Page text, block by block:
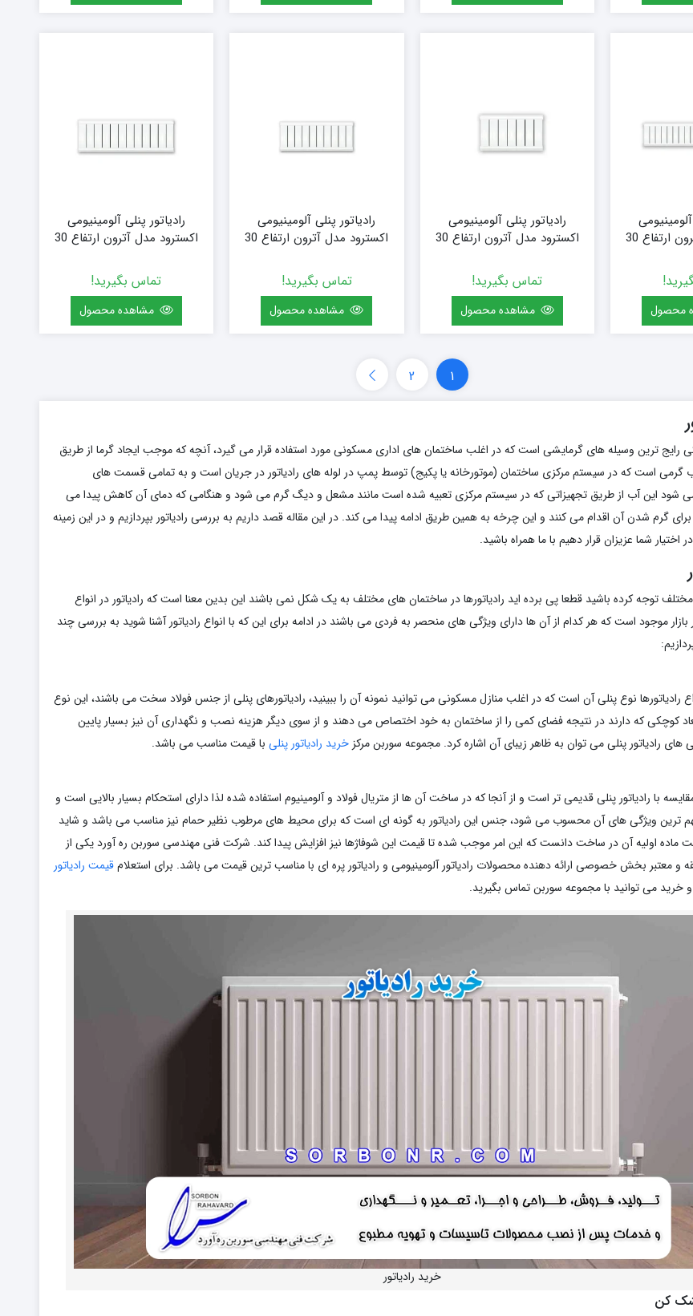
اکسترود مدل آترون ارتفاع 30
محصول
رادیاتور پنلی آلومینیومی
اکسترود مدل آترون ارتفاع 30
پره)
تماس بگیرید!
مشاهده محصول
رادیاتور پنلی آلومینیومی
اکسترود مدل آترون ارتفاع 30
پره)
تماس بگیرید!
مشاهده محصول
رادیاتور پنلی آلومینیومی
اکسترود مدل آترون ارتفاع 30
پره)
تماس بگیرید!
مشاهده محصول
1
2
یکی رایج ترین وسیله های گرمایشی است که در اغلب ساختمان های اداری مسکونی مورد استفاده قرار می گیرد، آنچه که موجب ایجاد گرما از طریق
گرمی است که در سیستم مرکزی ساختمان (موتورخانه یا پکیج) توسط پمپ در لوله های رادیاتور در جریان است و به تمامی قسمت های
شود این آب از طریق تجهیزاتی که در سیستم مرکزی تعبیه شده است مانند مشعل و دیگ گرم می شود و هنگامی که دمای آن کاهش پیدا می
گرم شدن آن اقدام می کنند و این چرخه به همین طریق ادامه پیدا می کند. در این مقاله قصد داریم به بررسی رادیاتور بپردازیم و در این زمینه
اختیار شما عزیزان قرار دهیم با ما همراه باشید.
توجه کرده باشید قطعا پی برده اید رادیاتورها در ساختمان های مختلف به یک شکل نمی باشند این بدین معنا است که رادیاتور در انواع
موجود است که هر کدام از آن ها دارای ویژگی های منحصر به فردی می باشند در ادامه برای این که با انواع رادیاتور آشنا شوید به بررسی چند
رادیاتورها نوع پنلی آن است که در اغلب منازل مسکونی می توانید نمونه آن را ببینید، رادیاتورهای پنلی از جنس فولاد سخت می باشند، این نوع
کوچکی که دارند در نتیجه فضای کمی را از ساختمان به خود اختصاص می دهند و از سوی دیگر هزینه نصب و نگهداری آن نیز بسیار پایین
های رادیاتور پنلی می توان به ظاهر زیبای آن اشاره کرد. مجموعه سوربن مرکزخرید رادیاتور پنلی با قیمت مناسب می باشد.
مقایسه با رادیاتور پنلی قدیمی تر است و از آنجا که در ساخت آن ها از متریال فولاد و آلومینیوم استفاده شده لذا دارای استحکام بسیار بالایی است و
ترین ویژگی های آن محسوب می شود، جنس این رادیاتور به گونه ای است که برای محیط های مرطوب نظیر حمام نیز مناسب می باشد و شاید
ماده اولیه آن در ساخت دانست که این امر موجب شده تا قیمت این شوفاژها نیز افزایش پیدا کند. شرکت فنی مهندسی سوربن ره آورد یکی از
و معتبر بخش خصوصی ارائه دهنده محصولات رادیاتور آلومینیومی و رادیاتور پره ای با مناسب ترین قیمت می باشد. برای استعلامقیمت رادیاتور
و خرید می توانید با مجموعه سوربن تماس بگیرید.
خرید رادیاتور
کن